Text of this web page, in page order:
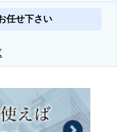
任せ下さい